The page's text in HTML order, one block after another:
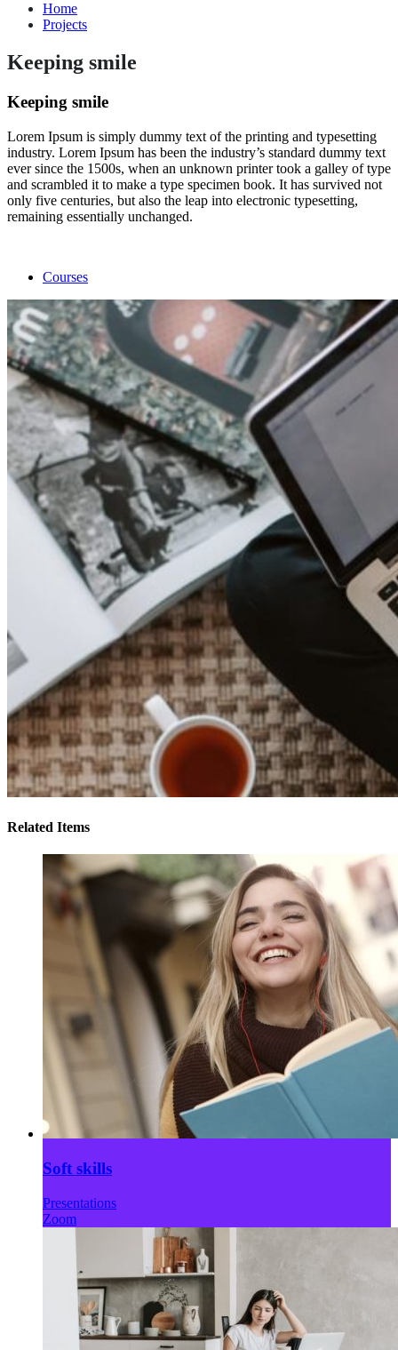
Home
Projects
Keeping smile
Keeping smile
Lorem Ipsum is simply dummy text of the printing and typesetting
industry. Lorem Ipsum has been the industry’s standard dummy text
ever since the 1500s, when an unknown printer took a galley of type
and scrambled it to make a type specimen book. It has survived not
only five centuries, but also the leap into electronic typesetting,
remaining essentially unchanged.
Courses
Related Items
Soft skills
Presentations
Zoom